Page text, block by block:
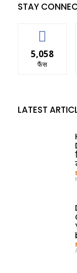
STAY
5,058
फैंस
LATEST